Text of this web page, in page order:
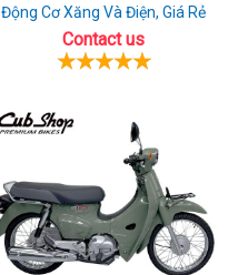
Động Cơ Xăng Và Điện, Giá Rẻ
Contact us